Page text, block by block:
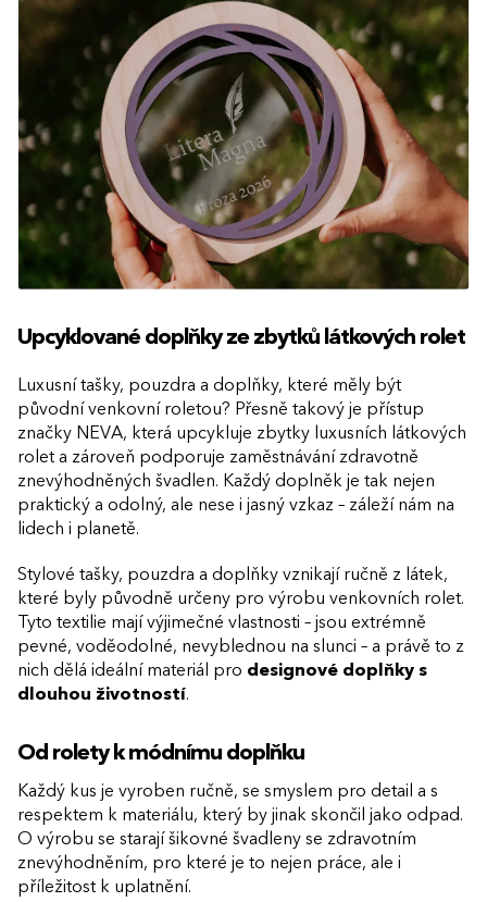
Upcyklované doplňky ze zbytků látkových rolet
Luxusní tašky, pouzdra a doplňky, které měly být
původní venkovní roletou? Přesně takový je přístup
značky NEVA, která upcykluje zbytky luxusních látkových
rolet a zároveň podporuje zaměstnávání zdravotně
znevýhodněných švadlen. Každý doplněk je tak nejen
praktický a odolný, ale nese i jasný vzkaz – záleží nám na
lidech i planetě.
Stylové tašky, pouzdra a doplňky vznikají ručně z látek,
které byly původně určeny pro výrobu venkovních rolet.
Tyto textilie mají výjimečné vlastnosti – jsou extrémně
pevné, voděodolné, nevyblednou na slunci – a právě to z
nich dělá ideální materiál pro designové doplňky s
dlouhou životností.
Od rolety k módnímu doplňku
Každý kus je vyroben ručně, se smyslem pro detail a s
respektem k materiálu, který by jinak skončil jako odpad.
O výrobu se starají šikovné švadleny se zdravotním
znevýhodněním, pro které je to nejen práce, ale i
příležitost k uplatnění.